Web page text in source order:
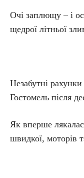
Очі заплющу – і
щедрої літньої
Незабутні
Гостомель після
Як вперше
швидкої, моторів